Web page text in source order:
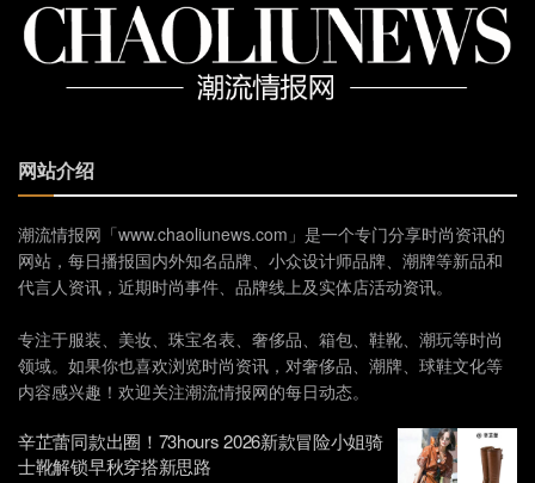
网站介绍
潮流情报网「www.chaoliunews.com」是一个专门分享时尚资讯的
网站，每日播报国内外知名品牌、小众设计师品牌、潮牌等新品和
代言人资讯，近期时尚事件、品牌线上及实体店活动资讯。
专注于服装、美妆、珠宝名表、奢侈品、箱包、鞋靴、潮玩等时尚
领域。如果你也喜欢浏览时尚资讯，对奢侈品、潮牌、球鞋文化等
内容感兴趣！欢迎关注潮流情报网的每日动态。
辛芷蕾同款出圈！73hours 2026新款冒险小姐骑
士靴解锁早秋穿搭新思路